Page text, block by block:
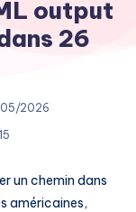
output
26
2026
15
un chemin dans
américaines,